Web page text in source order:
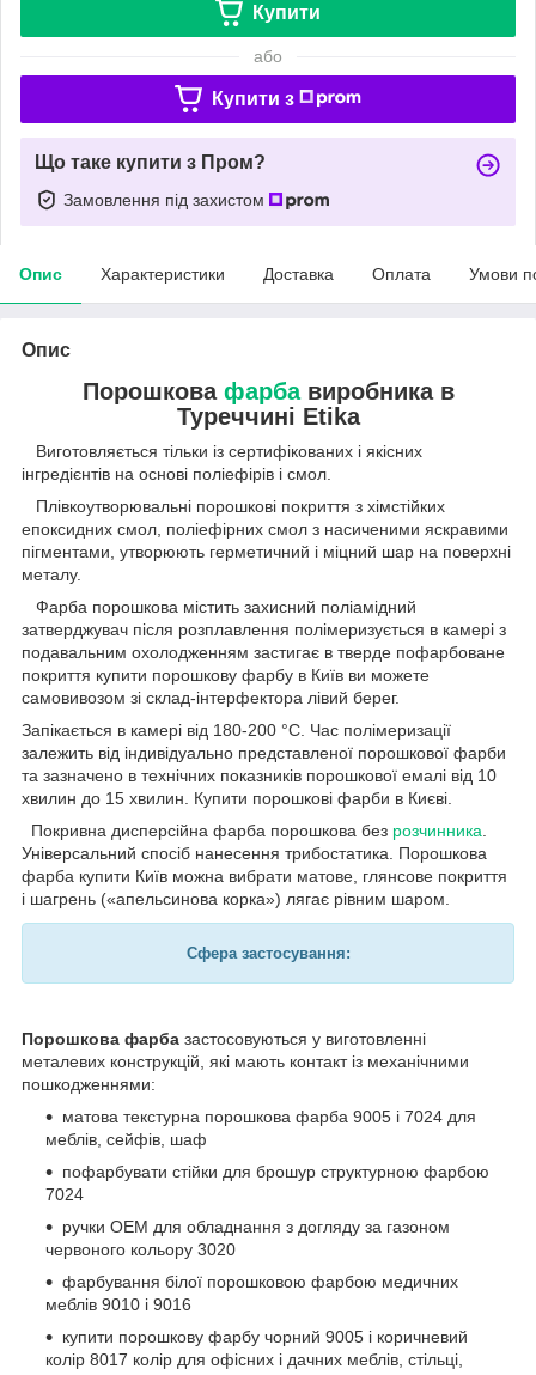
Купити
або
Купити з
Що таке купити з Пром?
Замовлення під захистом
Опис Характеристики Доставка Оплата Умови
Опис
Порошкова фарбавиробника в
Туреччині Etika
Виготовляється тільки із сертифікованих і якісних
інгредієнтів на основі поліефірів і смол.
Плівкоутворювальні порошкові покриття з хімстійких
епоксидних смол, поліефірних смол з насиченими яскравими
пігментами, утворюють герметичний і міцний шар на поверхні
металу.
Фарба порошкова містить захисний поліамідний
затверджувач після розплавлення полімеризується в камері з
подавальним охолодженням застигає в тверде пофарбоване
покриття купити порошкову фарбу в Київ ви можете
самовивозом зі склад-інтерфектора лівий берег.
Запікається в камері від 180-200 °C. Час полімеризації
залежить від індивідуально представленої порошкової фарби
та зазначено в технічних показників порошкової емалі від 10
хвилин до 15 хвилин. Купити порошкові фарби в Києві.
Покривна дисперсійна фарба порошкова без розчинника
Універсальний спосіб нанесення трибостатика. Порошкова
фарба купити Київ можна вибрати матове, глянсове покриття
і шагрень («апельсинова корка») лягає рівним шаром.
Сфера застосування:
Порошкова фарба застосовуються у виготовленні
металевих конструкцій, які мають контакт із механічними
пошкодженнями:
матова текстурна порошкова фарба 9005 і 7024 для
меблів, сейфів, шаф
пофарбувати стійки для брошур структурною фарбою
7024
ручки OEM для обладнання з догляду за газоном
червоного кольору 3020
фарбування білої порошковою фарбою медичних
меблів 9010 і 9016
купити порошкову фарбу чорний 9005 і коричневий
колір 8017 колір для офісних і дачних меблів, стільці,